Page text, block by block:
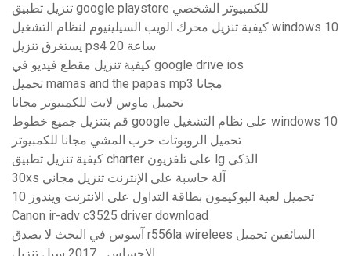
تنزيل تطبيق google playstore للكمبيوتر الشخصي
كيفية تنزيل محرك الويب السيلينيوم لنظام التشغيل windows 10
يستغرق تنزيل ps4 20 ساعة
كيفية تنزيل مقطع فيديو في google drive ios
تحميل mamas and the papas mp3 مجانا
تحميل ماوس لايت للكمبيوتر مجانا
قم بتنزيل جميع خطوط google على نظام التشغيل windows 10
تحميل الروبوتات حرب المشي مجانا للكمبيوتر
كيفية تنزيل تطبيق charter على تلفزيون lg الذكي
30xs آلة حاسبة على الإنترنت تنزيل مجاني
تحميل لعبة البوكيمون بطاقة التداول على الانترنت ويندوز 10
Canon ir-adv c3525 driver download
آسوس في البحث لا يصدق r556la wirelees السائقين تحميل